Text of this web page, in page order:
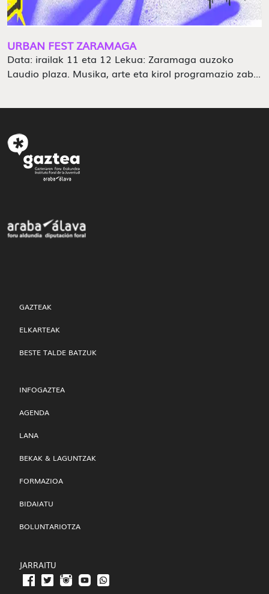
URBAN FEST ZARAMAGA
Data: irailak 11 eta 12 Lekua: Zaramaga auzoko
Laudio plaza. Musika, arte eta kirol programazio zab...
GAZTEAK
ELKARTEAK
BESTE TALDE BATZUK
INFOGAZTEA
AGENDA
LANA
BEKAK & LAGUNTZAK
FORMAZIOA
BIDAIATU
BOLUNTARIOTZA
JARRAITU